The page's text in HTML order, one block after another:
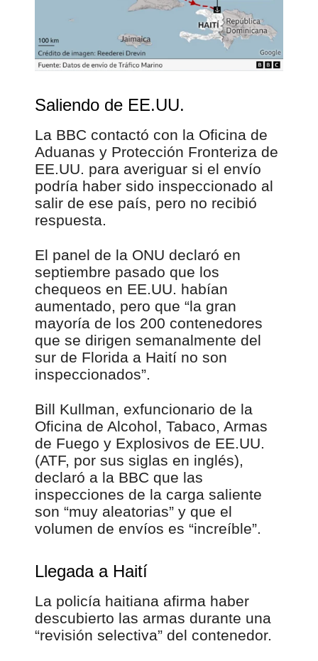
Saliendo de EE.UU.
La BBC contactó con la Oficina de
Aduanas y Protección Fronteriza de
EE.UU. para averiguar si el envío
podría haber sido inspeccionado al
salir de ese país, pero no recibió
respuesta.
El panel de la ONU declaró en
septiembre pasado que los
chequeos en EE.UU. habían
aumentado, pero que “la gran
mayoría de los 200 contenedores
que se dirigen semanalmente del
sur de Florida a Haití no son
inspeccionados”.
Bill Kullman, exfuncionario de la
Oficina de Alcohol, Tabaco, Armas
de Fuego y Explosivos de EE.UU.
(ATF, por sus siglas en inglés),
declaró a la BBC que las
inspecciones de la carga saliente
son “muy aleatorias” y que el
volumen de envíos es “increíble”.
Llegada a Haití
La policía haitiana afirma haber
descubierto las armas durante una
“revisión selectiva” del contenedor.